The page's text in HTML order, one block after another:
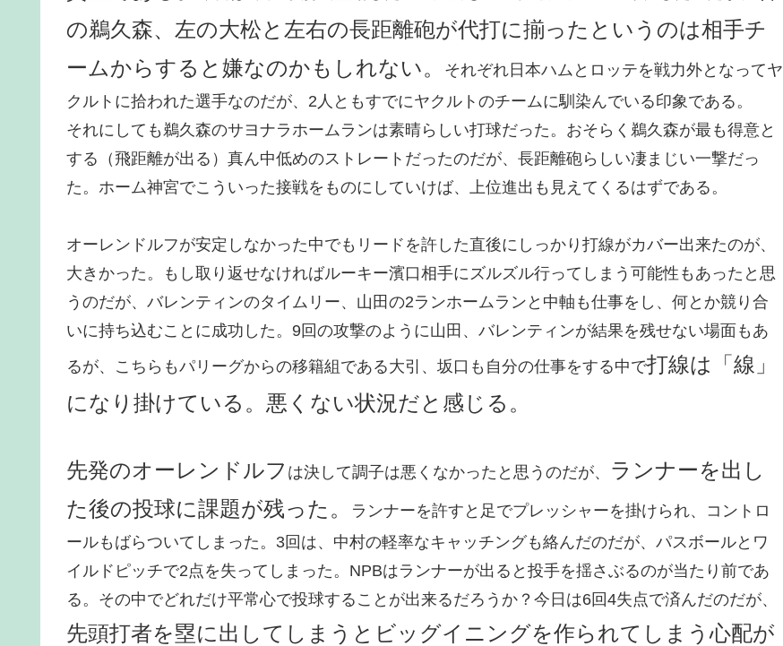
の鵜久森、左の大松と左右の長距離砲が代打に揃ったというのは相手チ
ームからすると嫌なのかもしれない。
それぞれ日本ハムとロッテを戦力外となってヤ
クルトに拾われた選手なのだが、2人ともすでにヤクルトのチームに馴染んでいる印象である。
それにしても鵜久森のサヨナラホームランは素晴らしい打球だった。おそらく鵜久森が最も得意と
する（飛距離が出る）真ん中低めのストレートだったのだが、長距離砲らしい凄まじい一撃だっ
た。ホーム神宮でこういった接戦をものにしていけば、上位進出も見えてくるはずである。
オーレンドルフが安定しなかった中でもリードを許した直後にしっかり打線がカバー出来たのが、
大きかった。もし取り返せなければルーキー濱口相手にズルズル行ってしまう可能性もあったと思
うのだが、バレンティンのタイムリー、山田の2ランホームランと中軸も仕事をし、何とか競り合
いに持ち込むことに成功した。9回の攻撃のように山田、バレンティンが結果を残せない場面もあ
るが、こちらもパリーグからの移籍組である大引、坂口も自分の仕事をする中で打線は「線」
になり掛けている。悪くない状況だと感じる。
先発のオーレンドルフ は決して調子は悪くなかったと思うのだが、 ランナーを出し
た後の投球に課題が残った。
ランナーを許すと足でプレッシャーを掛けられ、コントロ
ールもばらついてしまった。3回は、中村の軽率なキャッチングも絡んだのだが、パスボールとワ
イルドピッチで2点を失ってしまった。NPBはランナーが出ると投手を揺さぶるのが当たり前であ
る。その中でどれだけ平常心で投球することが出来るだろうか？今日は6回4失点で済んだのだが、
先頭打者を塁に出してしまうとビッグイニングを作られてしまう心配が